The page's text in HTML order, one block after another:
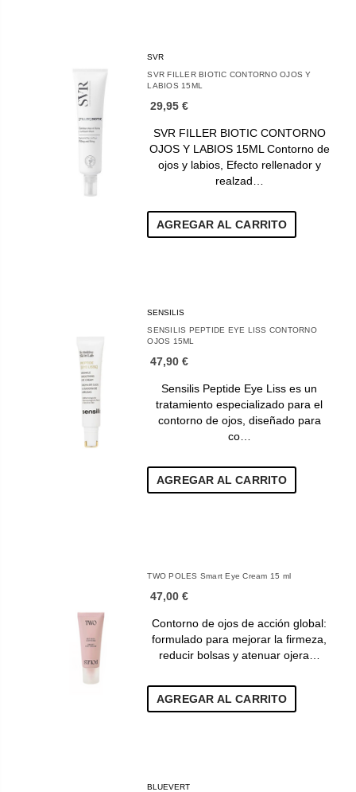
SVR
SVR FILLER BIOTIC CONTORNO OJOS Y
LABIOS 15ML
29,95 €
SVR FILLER BIOTIC CONTORNO
OJOS Y LABIOS 15ML Contorno de
ojos y labios, Efecto rellenador y
realzad…
AGREGAR AL CARRITO
SENSILIS
SENSILIS PEPTIDE EYE LISS CONTORNO
OJOS 15ML
47,90 €
Sensilis Peptide Eye Liss es un
tratamiento especializado para el
contorno de ojos, diseñado para
co…
AGREGAR AL CARRITO
TWO POLES Smart Eye Cream 15 ml
47,00 €
Contorno de ojos de acción global:
formulado para mejorar la firmeza,
reducir bolsas y atenuar ojera…
AGREGAR AL CARRITO
BLUEVERT